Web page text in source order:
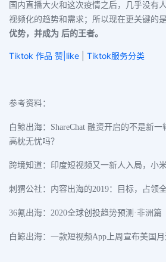
国内直播大火和这次疫情之后，几乎没有
视频化的趋势和需求；所以现在更关键的是
优势，并成为 后的王者。
Tiktok 作品 赞|like Tiktok服务分类
参考资料：
白鲸出海：ShareChat 融资开启的不是新
高枕无忧吗？
跨境知道：印度短视频又一新人入局，小
刺猬公社：内容出海的2019：目标，占领
36氪出海：2020全球创投趋势预测·非洲篇
白鲸出海：一款短视频App上周宣布美国月